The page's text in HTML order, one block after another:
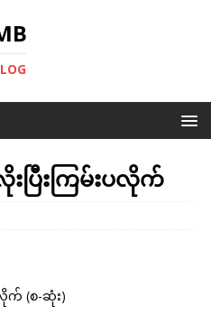
းပြီးကြမ်းပလိုက်
လိုက် (စ-ဆုံး)